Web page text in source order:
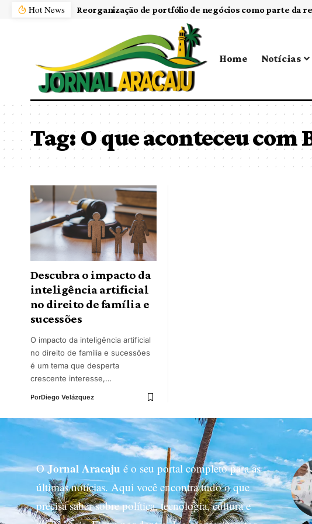
Hot News
Home Notícias
Tag: O que aconteceu com
Descubra o impacto da
inteligência artificial
no direito de família e
sucessões
O impacto da inteligência artificial
no direito de família e sucessões
é um tema que desperta
crescente interesse,…
PorDiego Velázquez
OJornal Aracaju é o seu portal completo para as
últimas notícias. Aqui você encontra tudo o que
precisa saber sobre política, tecnologia, cultura e